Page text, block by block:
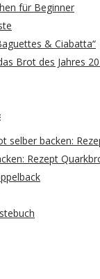
für Beginner
& Ciabatta“
Brot des Jahres
selber backen:
Rezept